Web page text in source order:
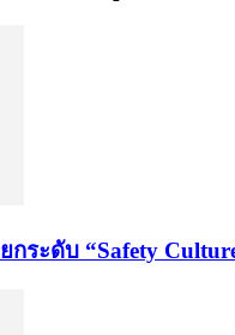
ระดับ “Safety